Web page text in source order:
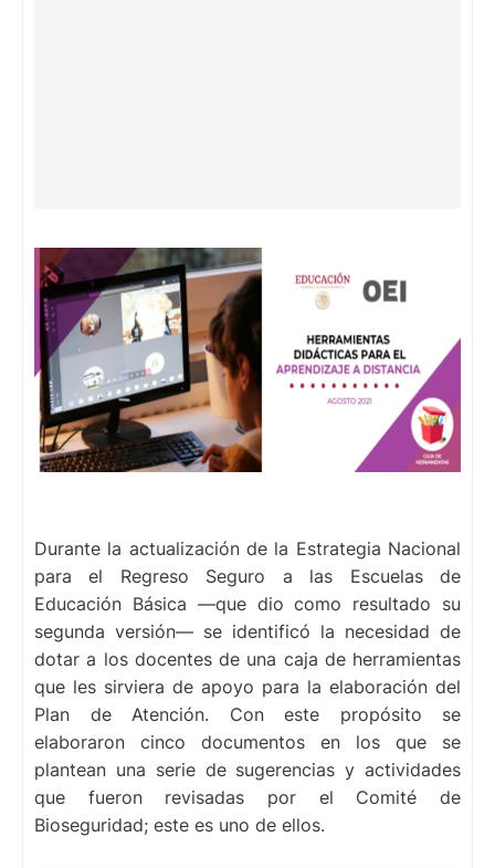
Durante la actualización de la Estrategia Nacional
para el Regreso Seguro a las Escuelas de
Educación Básica —que dio como resultado su
segunda versión— se identificó la necesidad de
dotar a los docentes de una caja de herramientas
que les sirviera de apoyo para la elaboración del
Plan de Atención. Con este propósito se
elaboraron cinco documentos en los que se
plantean una serie de sugerencias y actividades
que fueron revisadas por el Comité de
Bioseguridad; este es uno de ellos.